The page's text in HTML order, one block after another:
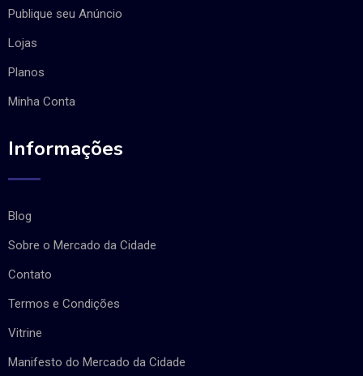
Publique seu Anúncio
Lojas
Planos
Minha Conta
Informações
Blog
Sobre o Mercado da Cidade
Contato
Termos e Condições
Vitrine
Manifesto do Mercado da Cidade